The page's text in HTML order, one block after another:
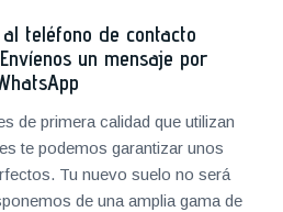
teléfono de contacto
Envíenos un mensaje por
de primera calidad que utilizan
te podemos garantizar unos
Tu nuevo suelo no será
de una amplia gama de